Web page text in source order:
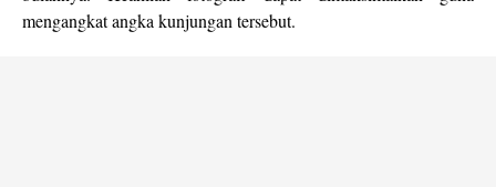
mengangkat angka kunjungan tersebut.